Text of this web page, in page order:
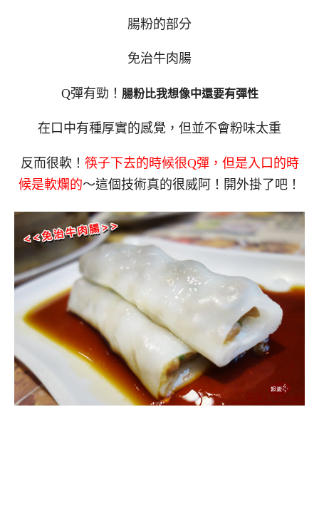
腸粉的部分
免治牛肉腸
Q彈有勁！ 腸粉比我想像中還要有彈性
在口中有種厚實的感覺，但並不會粉味太重
反而很軟！ 筷子下去的時候很Q彈，但是入口的時
候是軟爛的～這個技術真的很威阿！開外掛了吧！